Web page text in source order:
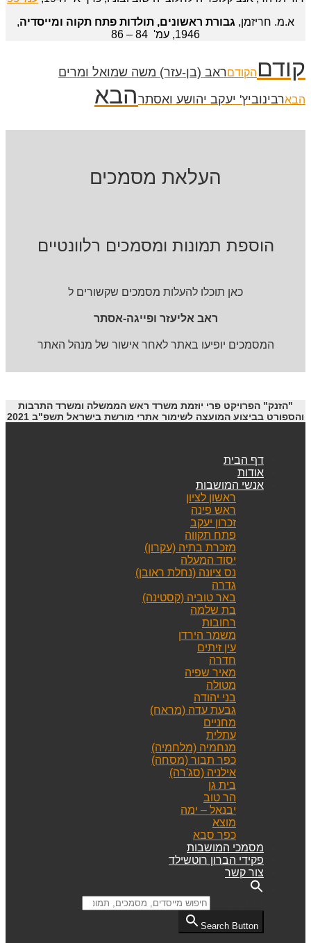
א.מ. חריזמן, גבורת ראשונים, תולדות פתח תקוה ומייסדיה,
1946, עמ' 84 – 86
קודם הקודםראב (בן-עזר) משה שמואל ומרים
הבארבינוביץ' יעקב יהושע ואסתרהבא
העלאת מסמכים
הוספת תמונות ומסמכים רלוונטיים
כאן תוכלו להעלות מסמכים שקשורים ל
ראב אליעזר ופייגה-אסתר
המסמכים יופיעו באתר לאחר אישור של מנהל האתר
"הזנק" הפרויקט פרי יוזמת משרד ראש הממשלה ומשרד התרבות
והספורט בביצוע המועצה לשימור אתרי מורשת בישראל תשפ"ב 2021
דף הבית
אודות
אנשי המושבות
ראשון לציון
ראש פינה
זכרון יעקב
פתח תקווה
מזכרת בתיה (עקרון)
יסוד המעלה
נס ציונה (נחלת ראובן)
גדרה
באר טוביה (קסטינה)
בת שלמה
רחובות
משמר הירדן
עין זיתים
חדרה
מאיר שפיה
מטולה
בני יהודה
גבעת עדה (מראח)
מחניים
עתלית
מנחמיה (מלחמיה)
כפר תבור (מסחה)
אילניה (סג'רה)
בית גן
הר טוב
יבנאל – ימה
מוצא
כפר סבא
מסמכי המושבות
פקידי הברון רוטשילד
צור קשר
Search Button